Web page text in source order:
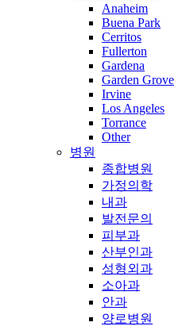
Anaheim
Buena Park
Cerritos
Fullerton
Gardena
Garden Grove
Irvine
Los Angeles
Torrance
Other
병원
종합병원
가정의학
내과
발전문의
피부과
산부인과
성형외과
소아과
안과
양로병원